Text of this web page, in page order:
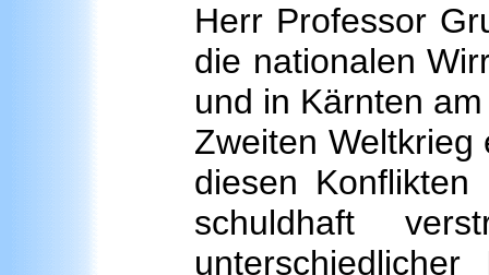
Herr Professor
die nationalen
und in Kärnten
Zweiten
diesen
schuldhaft